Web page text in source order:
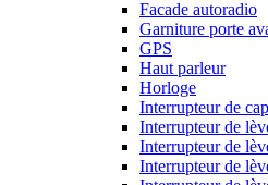
Facade autoradio
Garniture porte
GPS
Haut parleur
Horloge
Interrupteur de
Interrupteur de
Interrupteur de
Interrupteur de